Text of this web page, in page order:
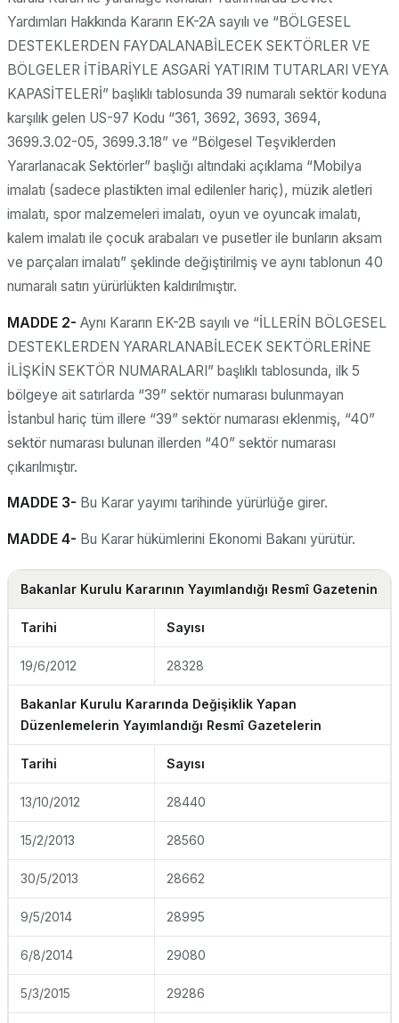
Yardımları Hakkında Kararın EK-2A sayılı ve “BÖLGESEL
DESTEKLERDEN FAYDALANABİLECEK SEKTÖRLER VE
BÖLGELER İTİBARİYLE ASGARİ YATIRIM TUTARLARI VEYA
KAPASİTELERİ” başlıklı tablosunda 39 numaralı sektör koduna
karşılık gelen US-97 Kodu “361, 3692, 3693, 3694,
3699.3.02-05, 3699.3.18” ve “Bölgesel Teşviklerden
Yararlanacak Sektörler” başlığı altındaki açıklama “Mobilya
imalatı (sadece plastikten imal edilenler hariç), müzik aletleri
imalatı, spor malzemeleri imalatı, oyun ve oyuncak imalatı,
kalem imalatı ile çocuk arabaları ve pusetler ile bunların aksam
ve parçaları imalatı” şeklinde değiştirilmiş ve aynı tablonun 40
numaralı satırı yürürlükten kaldırılmıştır.
MADDE 2- Aynı Kararın EK-2B sayılı ve “İLLERİN BÖLGESEL
DESTEKLERDEN YARARLANABİLECEK SEKTÖRLERİNE
İLİŞKİN SEKTÖR NUMARALARI” başlıklı tablosunda, ilk 5
bölgeye ait satırlarda “39” sektör numarası bulunmayan
İstanbul hariç tüm illere “39” sektör numarası eklenmiş, “40”
sektör numarası bulunan illerden “40” sektör numarası
çıkarılmıştır.
MADDE 3- Bu Karar yayımı tarihinde yürürlüğe girer.
MADDE 4- Bu Karar hükümlerini Ekonomi Bakanı yürütür.
Bakanlar Kurulu Kararının Yayımlandığı Resmî Gazetenin
Tarihi Sayısı
19/6/2012 28328
Bakanlar Kurulu Kararında Değişiklik Yapan
Düzenlemelerin Yayımlandığı Resmî Gazetelerin
Tarihi Sayısı
13/10/2012 28440
15/2/2013 28560
30/5/2013 28662
9/5/2014 28995
6/8/2014 29080
5/3/2015 29286